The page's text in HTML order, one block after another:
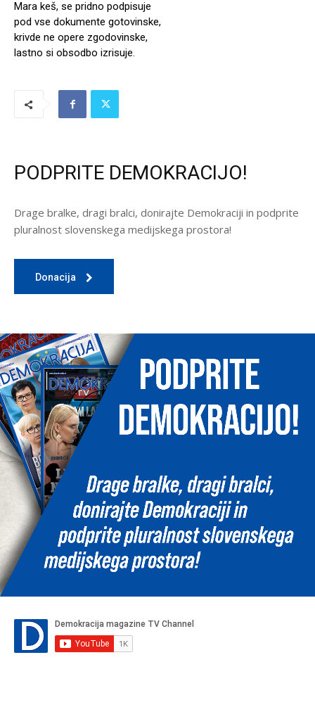
Mara keš, se pridno podpisuje
pod vse dokumente gotovinske,
krivde ne opere zgodovinske,
lastno si obsodbo izrisuje.
PODPRITE DEMOKRACIJO!
Drage bralke, dragi bralci, donirajte Demokraciji in podprite
pluralnost slovenskega medijskega prostora!
Donacija